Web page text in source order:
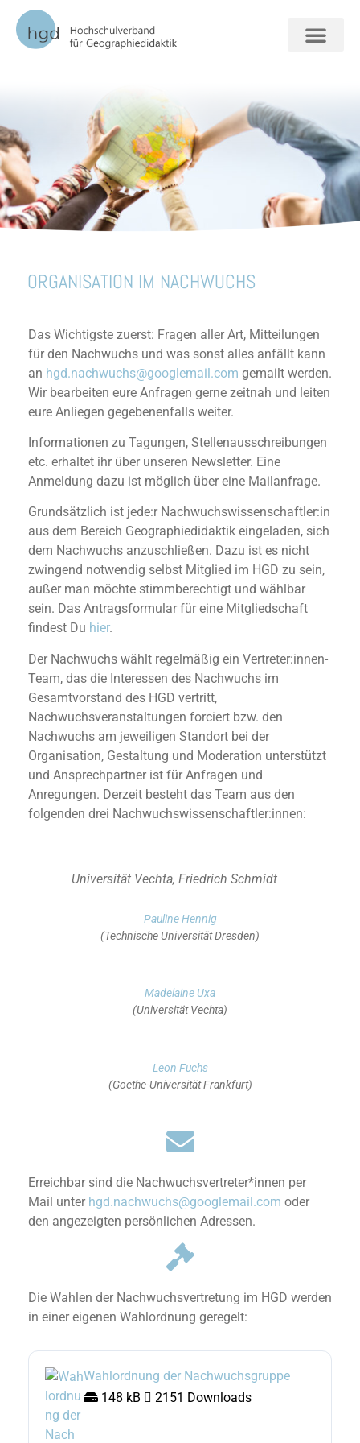
ORGANISATION IM NACHWUCHS
Das Wichtigste zuerst: Fragen aller Art, Mitteilungen
für den Nachwuchs und was sonst alles anfällt kann
an hgd.nachwuchs@googlemail.com gemailt werden.
Wir bearbeiten eure Anfragen gerne zeitnah und leiten
eure Anliegen gegebenenfalls weiter.
Informationen zu Tagungen, Stellenausschreibungen
etc. erhaltet ihr über unseren Newsletter. Eine
Anmeldung dazu ist möglich über eine Mailanfrage.
Grundsätzlich ist jede:r Nachwuchswissenschaftler:in
aus dem Bereich Geographiedidaktik eingeladen, sich
dem Nachwuchs anzuschließen. Dazu ist es nicht
zwingend notwendig selbst Mitglied im HGD zu sein,
außer man möchte stimmberechtigt und wählbar
sein. Das Antragsformular für eine Mitgliedschaft
findest Du hier.
Der Nachwuchs wählt regelmäßig ein Vertreter:innen-
Team, das die Interessen des Nachwuchs im
Gesamtvorstand des HGD vertritt,
Nachwuchsveranstaltungen forciert bzw. den
Nachwuchs am jeweiligen Standort bei der
Organisation, Gestaltung und Moderation unterstützt
und Ansprechpartner ist für Anfragen und
Anregungen. Derzeit besteht das Team aus den
folgenden drei Nachwuchswissenschaftler:innen:
Universität Vechta, Friedrich Schmidt
Pauline Hennig
(Technische Universität Dresden)
Madelaine Uxa
(Universität Vechta)
Leon Fuchs
(Goethe-Universität Frankfurt)
Erreichbar sind die Nachwuchsvertreter*innen per
Mail unter hgd.nachwuchs@googlemail.com oder
den angezeigten persönlichen Adressen.
Die Wahlen der Nachwuchsvertretung im HGD werden
in einer eigenen Wahlordnung geregelt:
Wahlordnung der Nachwuchsgruppe
148 kB
2151 Downloads